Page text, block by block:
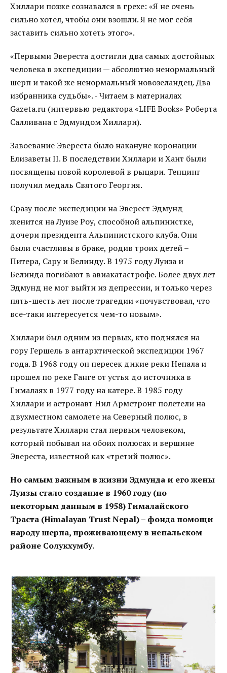
Хиллари позже сознавался в грехе: «Я не очень
сильно хотел, чтобы они взошли. Я не мог себя
заставить сильно хотеть этого».
«Первыми Эвереста достигли два самых достойных
человека в экспедиции — абсолютно ненормальный
шерп и такой же ненормальный новозеландец. Два
избранника судьбы». - Читаем в материалах
Gazeta.ru (интервью редактора «LIFE Books» Роберта
Салливана с Эдмундом Хиллари).
Завоевание Эвереста было накануне коронации
Елизаветы II. В последствии Хиллари и Хант были
посвящены новой королевой в рыцари. Тенцинг
получил медаль Святого Георгия.
Сразу после экспедиции на Эверест Эдмунд
женится на Луизе Роу, способной альпинистке,
дочери президента Альпинистского клуба. Они
были счастливы в браке, родив троих детей –
Питера, Сару и Белинду. В 1975 году Луиза и
Белинда погибают в авиакатастрофе. Более двух лет
Эдмунд не мог выйти из депрессии, и только через
пять-шесть лет после трагедии «почувствовал, что
все-таки интересуется чем-то новым».
Хиллари был одним из первых, кто поднялся на
гору Гершель в антарктической экспедиции 1967
года. В 1968 году он пересек дикие реки Непала и
прошел по реке Ганге от устья до источника в
Гималаях в 1977 году на катере. В 1985 году
Хиллари и астронавт Нил Армстронг полетели на
двухместном самолете на Северный полюс, в
результате Хиллари стал первым человеком,
который побывал на обоих полюсах и вершине
Эвереста, известной как «третий полюс».
Но самым важным в жизни Эдмунда и его жены
Луизы стало создание в 1960 году (по
некоторым данным в 1958) Гималайского
Траста (Himalayan Trust Nepal) – фонда помощи
народу шерпа, проживающему в непальском
районе Солукхумбу.